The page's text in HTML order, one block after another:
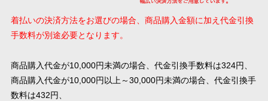
着払いの決済方法をお選びの場合、商品購入金額に加え代金引換
手数料が別途必要となります。
商品購入代金が10,000円未満の場合、代金引換手数料は324円、
商品購入代金が10,000円以上～30,000円未満の場合、代金引換手
数料は432円、